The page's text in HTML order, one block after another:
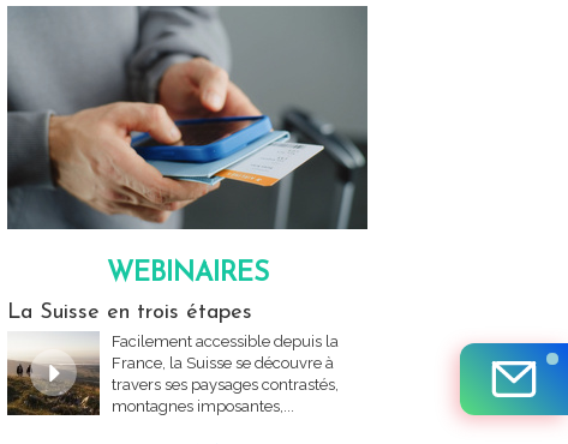
WEBINAIRES
La Suisse en trois étapes
Facilement accessible depuis la
France, la Suisse se découvre à
travers ses paysages contrastés,
montagnes imposantes,...